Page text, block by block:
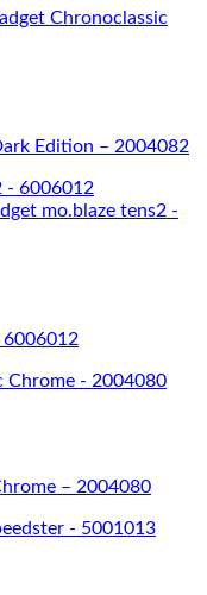
Edition – 2004082
6006012
– 2004080